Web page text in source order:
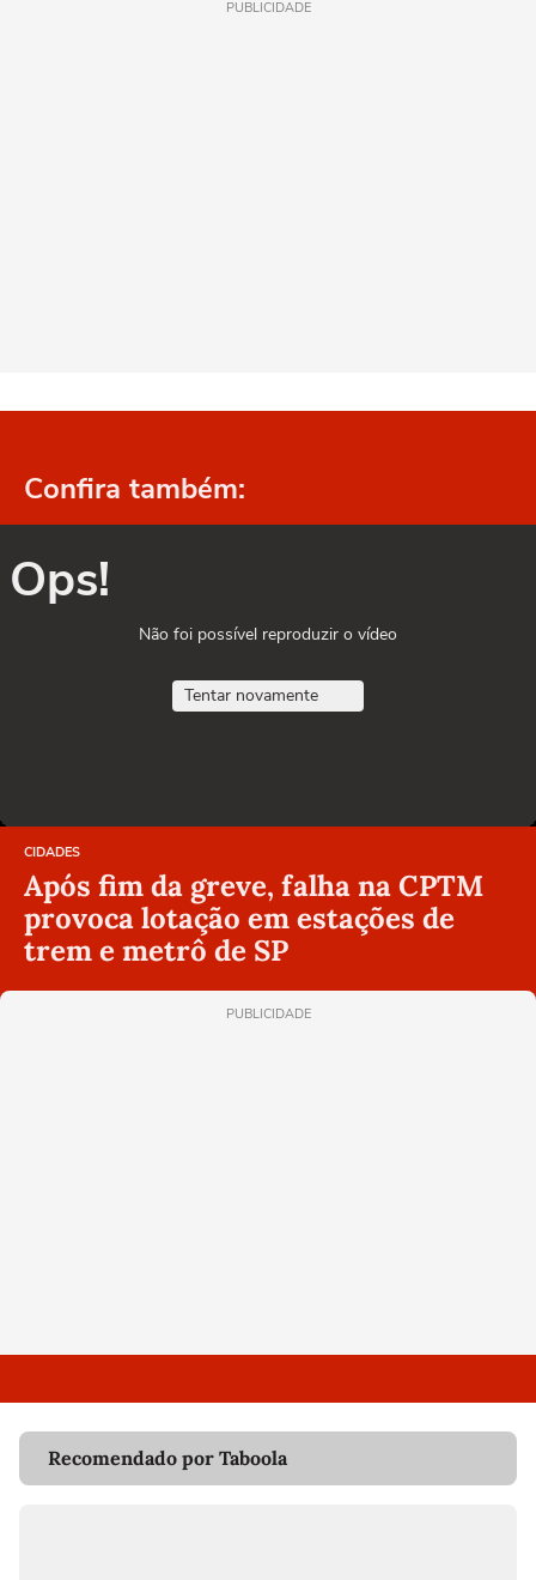
PUBLICIDADE
Confira também:
Ops!
Não foi possível reproduzir o vídeo
Tentar novamente
CIDADES
Após fim da greve, falha na CPTM
provoca lotação em estações de
trem e metrô de SP
PUBLICIDADE
Recomendado por Taboola